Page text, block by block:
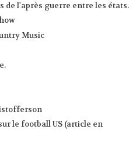
de l'après guerre entre les états.
Music
le football US (article en